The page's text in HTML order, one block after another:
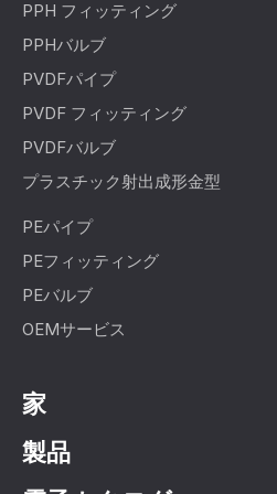
PPH フィッティング
PPHバルブ
PVDFパイプ
PVDF フィッティング
PVDFバルブ
プラスチック射出成形金型
PEパイプ
PEフィッティング
PEバルブ
OEMサービス
家
製品